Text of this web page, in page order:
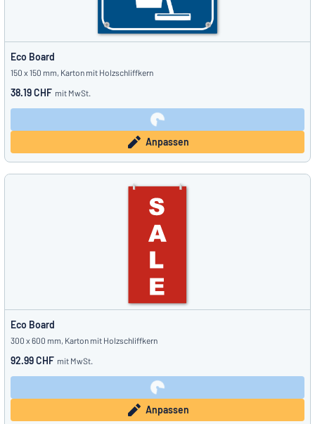
Eco Board
150 x 150 mm, Karton mit Holzschliffkern
38.19 CHF mit MwSt.
Anpassen
Eco Board
300 x 600 mm, Karton mit Holzschliffkern
92.99 CHF mit MwSt.
Anpassen